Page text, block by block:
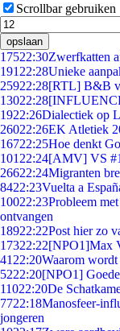
Scrollbar gebruiken
opslaan
17522:30Zwerfkatten
191 22:28Unieke
25922:28[RTL] B&B
13022:28
1922:26Dialectiek op
26022:26EK Atletiek
16722:25Hoe denkt
101 22:24[AMV] VS
26622:24Migranten
8422:23Vuelta a
10022:23Probleem
ontvangen
18922:22Post hier zo
17322:22[NPO1]Max
41 22:20Waarom
5222:20[NPO1]
11022:20De
7722:18Manosfeer-
jongeren